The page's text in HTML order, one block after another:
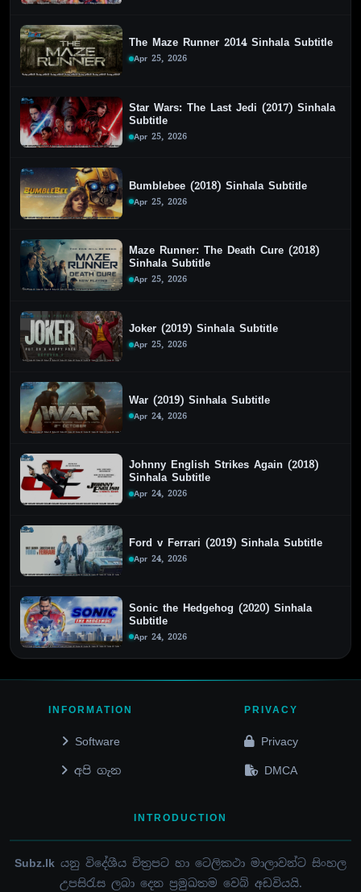
The Maze Runner 2014 Sinhala Subtitle
Apr 25, 2026
Star Wars: The Last Jedi (2017) Sinhala
Subtitle
Apr 25, 2026
Bumblebee (2018) Sinhala Subtitle
Apr 25, 2026
Maze Runner: The Death Cure (2018)
Sinhala Subtitle
Apr 25, 2026
Joker (2019) Sinhala Subtitle
Apr 25, 2026
War (2019) Sinhala Subtitle
Apr 24, 2026
Johnny English Strikes Again (2018)
Sinhala Subtitle
Apr 24, 2026
Ford v Ferrari (2019) Sinhala Subtitle
Apr 24, 2026
Sonic the Hedgehog (2020) Sinhala
Subtitle
Apr 24, 2026
INFORMATION
Software
අපි ගැන
PRIVACY
Privacy
DMCA
INTRODUCTION
Subz.lk යනු විදේශීය චිත්‍රපට හා ටෙලිකථා මාලාවන්ට සිංහල
උපසිරැස ලබා දෙන ප්‍රමුඛතම වෙබ් අඩවියයි.